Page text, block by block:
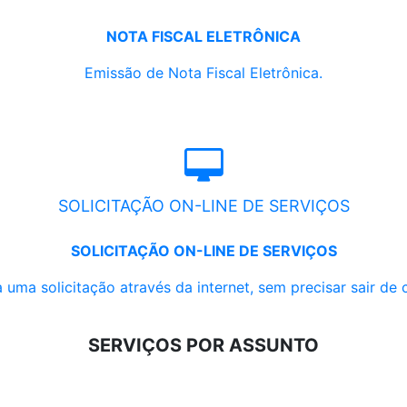
NOTA FISCAL ELETRÔNICA
Emissão de Nota Fiscal Eletrônica.
SOLICITAÇÃO ON-LINE DE SERVIÇOS
SOLICITAÇÃO ON-LINE DE SERVIÇOS
uma solicitação através da internet, sem precisar sair de
SERVIÇOS POR ASSUNTO